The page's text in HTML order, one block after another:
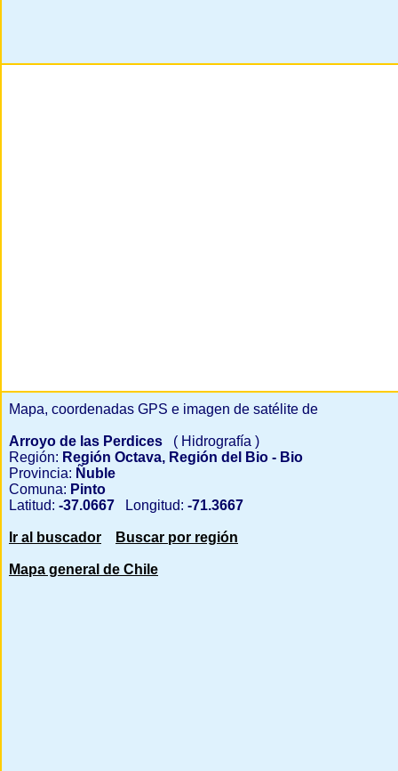
Mapa, coordenadas GPS e imagen de satélite de
Arroyo de las Perdices
( Hidrografía )
Región: Región Octava, Región del Bio - Bio
Provincia: Ñuble
Comuna: Pinto
Latitud: -37.0667 Longitud: -71.3667
Ir al buscador Buscar por región
Mapa general de Chile